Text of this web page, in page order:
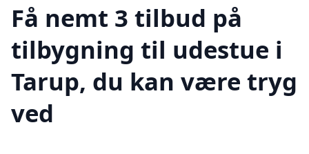
Få nemt 3 tilbud på
tilbygning til udestue i
Tarup, du kan være tryg
ved